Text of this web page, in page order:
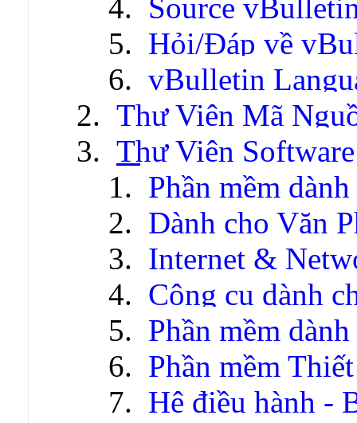
Source
Hỏi/Đáp về
vBulletin
Thư Viện Mã
Thư Viện Software
Phần mềm
Dành cho Văn
Internet &
Công cụ dành
Phần mềm
Phần mềm
Hệ điều hành -